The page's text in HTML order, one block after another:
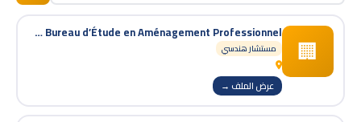
🏢
JSA Maroc – Cuisiniste & Bureau d’Étude en Aménagement Professionnel
مستشار هندسي
عرض الملف →